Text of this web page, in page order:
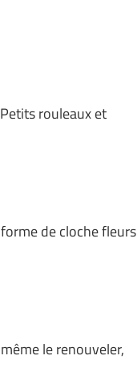
rouleaux et
de cloche fleurs
le renouveler,